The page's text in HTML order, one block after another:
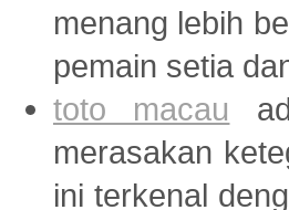
menang lebih
pemain setia
toto macau
merasakan
ini terkenal